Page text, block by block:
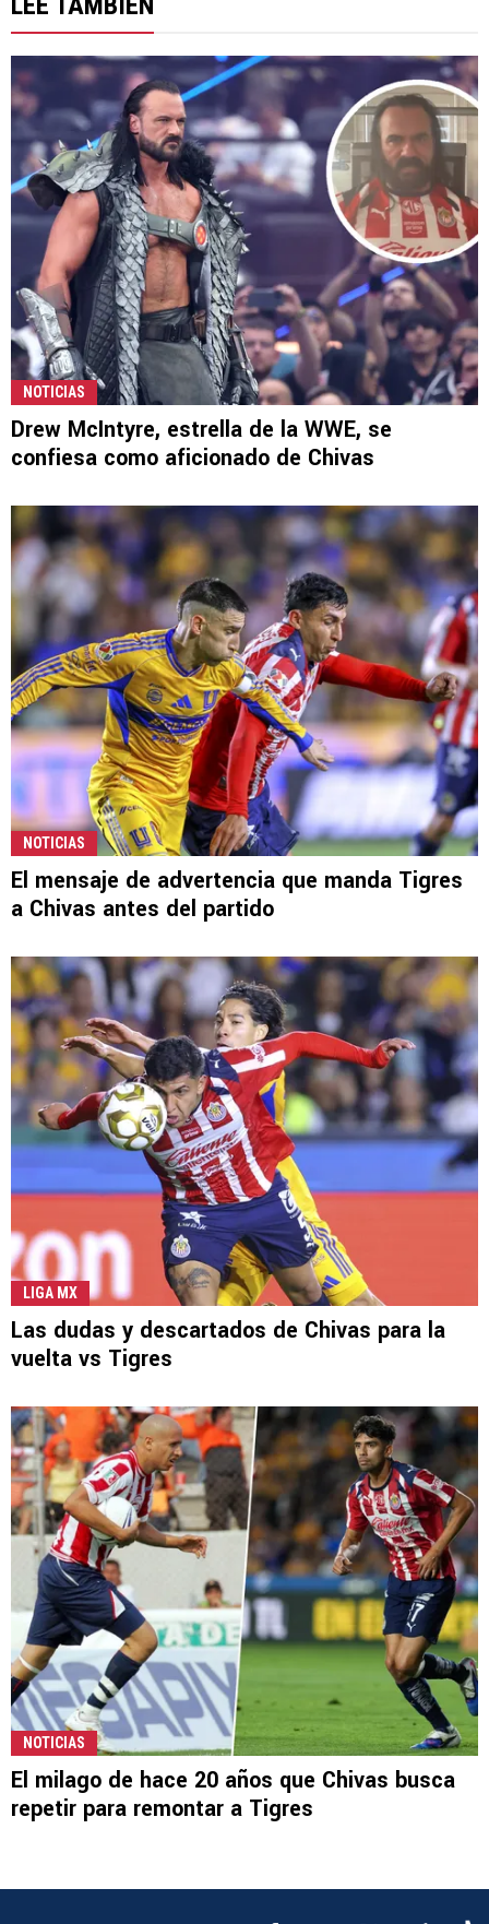
NOTICIAS
Drew McIntyre, estrella de la WWE, se
confiesa como aficionado de Chivas
NOTICIAS
El mensaje de advertencia que manda Tigres
a Chivas antes del partido
LIGA MX
Las dudas y descartados de Chivas para la
vuelta vs Tigres
NOTICIAS
El milago de hace 20 años que Chivas busca
repetir para remontar a Tigres